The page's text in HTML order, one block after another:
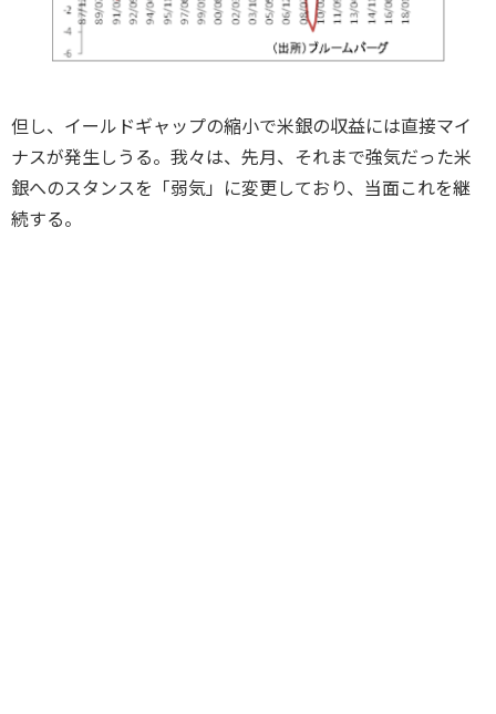
但し、イールドギャップの縮小で米銀の収益には直接マイ
ナスが発生しうる。我々は、先月、それまで強気だった米
銀へのスタンスを「弱気」に変更しており、当面これを継
続する。